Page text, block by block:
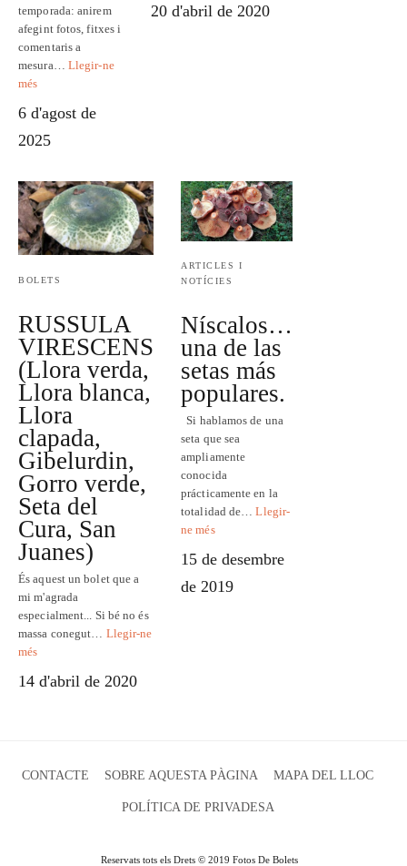
temporada: anirem
afegint fotos, fitxes i
comentaris a
mesura… Llegir-ne
més
6 d'agost de
2025
20 d'abril de 2020
BOLETS
RUSSULA
VIRESCENS
(Llora verda,
Llora blanca,
Llora
clapada,
Gibelurdin,
Gorro verde,
Seta del
Cura, San
Juanes)
És aquest un bolet que a
mi m'agrada
especialment... Si bé no és
massa conegut… Llegir-ne
més
14 d'abril de 2020
ARTICLES I
NOTÍCIES
Níscalos…
una de las
setas más
populares.
Si hablamos de una
seta que sea
ampliamente
conocida
prácticamente en la
totalidad de…Llegir-
ne més
15 de desembre
de 2019
CONTACTE SOBRE AQUESTA PÀGINA MAPA DEL LLOC
POLÍTICA DE PRIVADESA
Reservats tots els Drets © 2019 Fotos De Bolets